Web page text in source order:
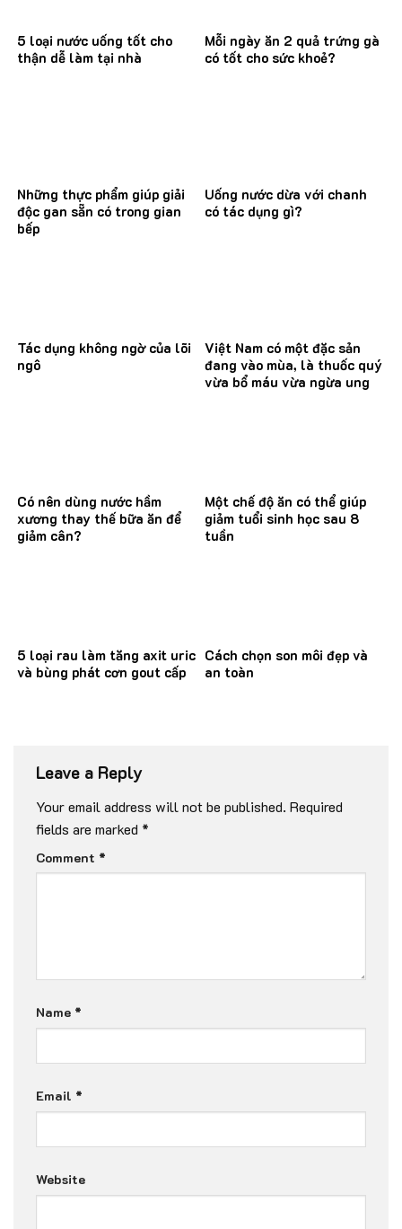
5 loại nước uống tốt cho
thận dễ làm tại nhà
Mỗi ngày ăn 2 quả trứng gà
có tốt cho sức khoẻ?
Những thực phẩm giúp giải
độc gan sẵn có trong gian
bếp
Uống nước dừa với chanh
có tác dụng gì?
Tác dụng không ngờ của lõi
ngô
Việt Nam có một đặc sản
đang vào mùa, là thuốc quý
vừa bổ máu vừa ngừa ung
Có nên dùng nước hầm
xương thay thế bữa ăn để
giảm cân?
Một chế độ ăn có thể giúp
giảm tuổi sinh học sau 8
tuần
5 loại rau làm tăng axit uric
và bùng phát cơn gout cấp
Cách chọn son môi đẹp và
an toàn
Leave a Reply
Your email address will not be published. Required
fields are marked *
Comment *
Name *
Email *
Website